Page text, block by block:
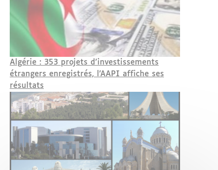
Algérie : 353 projets d'investissements
étrangers enregistrés, l'AAPI affiche ses
résultats